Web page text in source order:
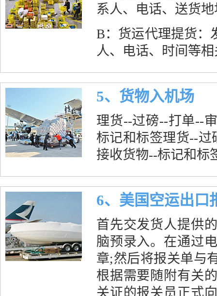
系人、电话、送货
B：货运代理提货：
人、电话、时间等
5、货物入机场
理货--过磅--打单--
标记和标签理货--过
接收货物--标记和标
6、美国空运出口
首先交发货人提供
脑预录入。在通过
章;然后将报关单与
根据需要随附有关
关证的报关员正式